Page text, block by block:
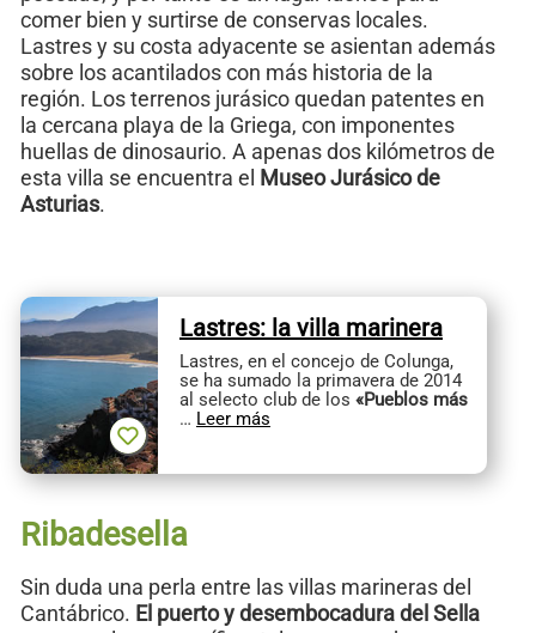
comer bien y surtirse de conservas locales.
Lastres y su costa adyacente se asientan además
sobre los acantilados con más historia de la
región. Los terrenos jurásico quedan patentes en
la cercana playa de la Griega, con imponentes
huellas de dinosaurio. A apenas dos kilómetros de
esta villa se encuentra el Museo Jurásico de
Asturias.
Lastres: la villa marinera
Lastres, en el concejo de Colunga,
se ha sumado la primavera de 2014
al selecto club de los «Pueblos más
… Leer más
Ribadesella
Sin duda una perla entre las villas marineras del
Cantábrico. El puerto y desembocadura del Sella